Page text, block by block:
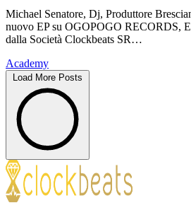
Michael Senatore, Dj, Produttore
nuovo EP su OGOPOGO RECORDS,
dalla Società Clockbeats SR…
Academy
Load More Posts